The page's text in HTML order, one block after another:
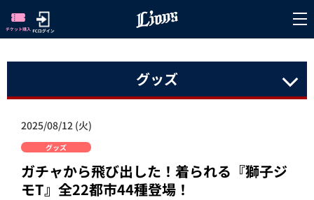
グッズ
2025/08/12 (火)
グッズ
ガチャから飛び出した！着られる『獅子ジ
モT』全22都市44種登場！